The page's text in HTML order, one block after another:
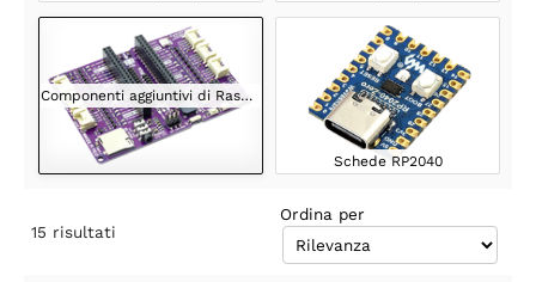
Componenti aggiuntivi di Raspberry Pico
Schede RP2040
15 risultati
Ordina per